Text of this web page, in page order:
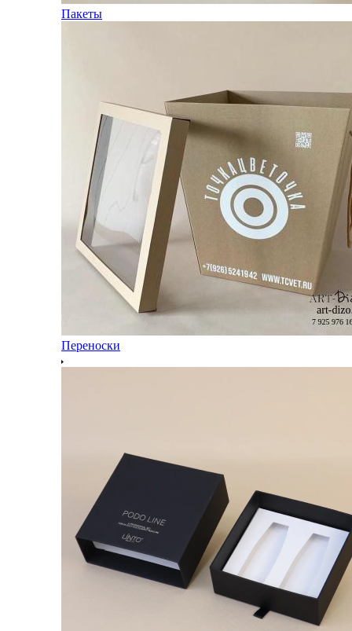
Пакеты
Переноски